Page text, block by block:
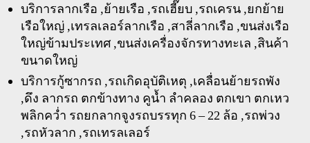
บริการลากเรือ ,ย้ายเรือ ,รถเฮี๊ยบ ,รถเครน ,ยกย้าย
เรือใหญ่ ,เทรลเลอร์ลากเรือ ,สาลี่ลากเรือ ,ขนส่งเรือ
ใหญ่ข้ามประเทศ ,ขนส่งเครื่องจักรทางทะเล ,สินค้า
ขนาดใหญ่
บริการกู้ซากรถ ,รถเกิดอุบัติเหตุ ,เคลื่อนย้ายรถพัง
,ดึง ลากรถ ตกข้างทาง คูน้ำ ลำคลอง ตกเขา ตกเหว
พลิกคว่ำ รถยกลากจูงรถบรรทุก 6 – 22 ล้อ ,รถพ่วง
,รถหัวลาก ,รถเทรลเลอร์